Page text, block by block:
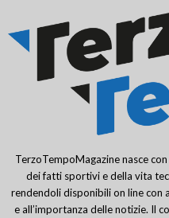
TerzoTempoMagazine nasce
dei fatti sportivi e della vita
rendendoli disponibili on line con
e all’importanza delle notizie. Il